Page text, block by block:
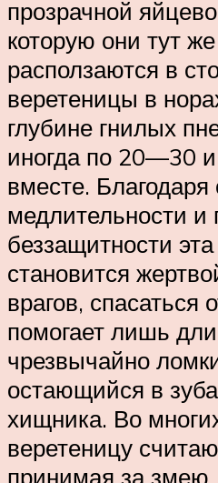
прозрачной
которую они тут
расползаются в
веретеницы в
глубине гнилых
иногда по 20—30
вместе. Благодаря
медлительности и
беззащитности
становится
врагов, спасаться
помогает лишь
чрезвычайно
остающийся в
хищника. Во
веретеницу
принимая за